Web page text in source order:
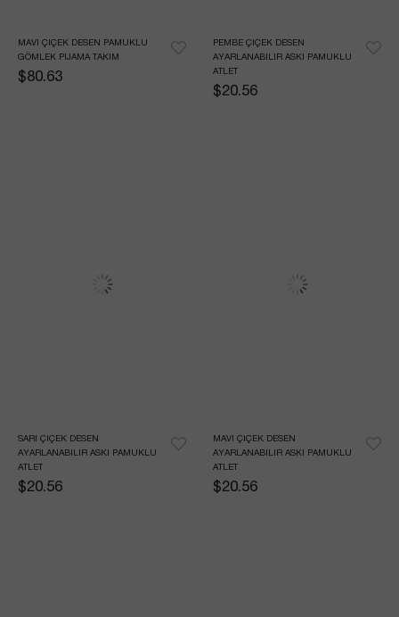
MAVI ÇIÇEK DESEN PAMUKLU
GÖMLEK PIJAMA TAKIM
$80.63
PEMBE ÇIÇEK DESEN
AYARLANABILIR ASKI PAMUKLU
ATLET
$20.56
SARI ÇIÇEK DESEN
AYARLANABILIR ASKI PAMUKLU
ATLET
$20.56
MAVI ÇIÇEK DESEN
AYARLANABILIR ASKI PAMUKLU
ATLET
$20.56